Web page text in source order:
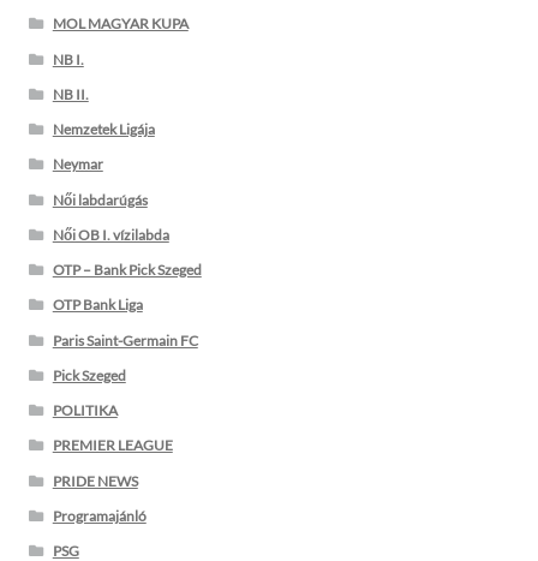
MOL MAGYAR KUPA
NB I.
NB II.
Nemzetek Ligája
Neymar
Női labdarúgás
Női OB I. vízilabda
OTP – Bank Pick Szeged
OTP Bank Liga
Paris Saint-Germain FC
Pick Szeged
POLITIKA
PREMIER LEAGUE
PRIDE NEWS
Programajánló
PSG